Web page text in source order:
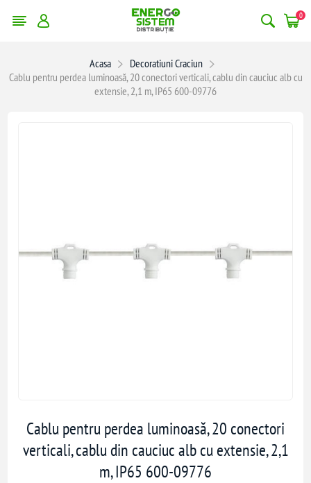
0
Acasa
Decoratiuni Craciun
Cablu pentru perdea luminoasă, 20 conectori verticali, cablu din cauciuc alb cu
extensie, 2,1 m, IP65 600-09776
Cablu pentru perdea luminoasă, 20 conectori
verticali, cablu din cauciuc alb cu extensie, 2,1
m, IP65 600-09776